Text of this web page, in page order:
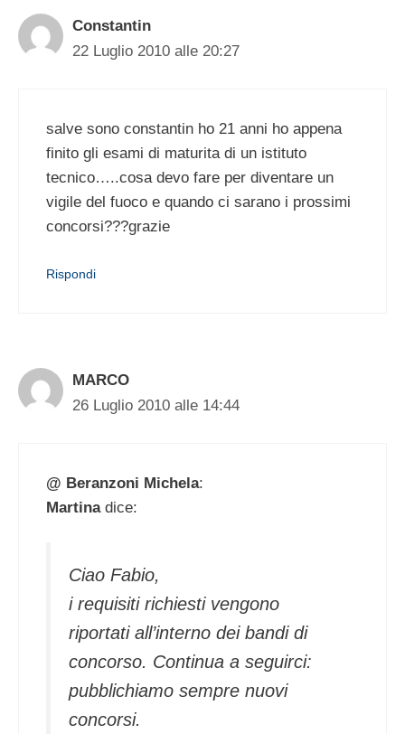
Constantin
22 Luglio 2010 alle 20:27
salve sono constantin ho 21 anni ho appena
finito gli esami di maturita di un istituto
tecnico…..cosa devo fare per diventare un
vigile del fuoco e quando ci sarano i prossimi
concorsi???grazie
Rispondi
MARCO
26 Luglio 2010 alle 14:44
@ Beranzoni Michela:
Martinadice:
Ciao Fabio,
i requisiti richiesti vengono
riportati all’interno dei bandi di
concorso. Continua a seguirci:
pubblichiamo sempre nuovi
concorsi.